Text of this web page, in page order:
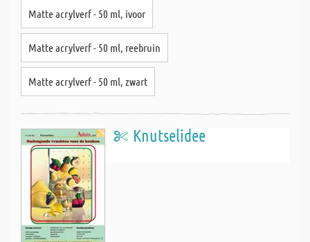
Matte acrylverf - 50 ml, ivoor
Matte acrylverf - 50 ml, reebruin
Matte acrylverf - 50 ml, zwart
Knutselidee